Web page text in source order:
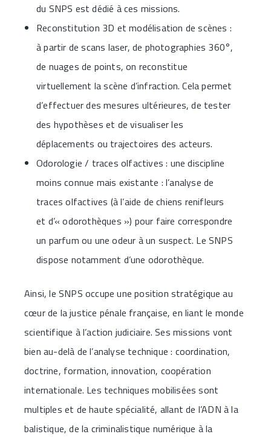
du SNPS est dédié à ces missions.
Reconstitution 3D et modélisation de scènes :
à partir de scans laser, de photographies 360°,
de nuages de points, on reconstitue
virtuellement la scène d’infraction. Cela permet
d’effectuer des mesures ultérieures, de tester
des hypothèses et de visualiser les
déplacements ou trajectoires des acteurs.
Odorologie / traces olfactives : une discipline
moins connue mais existante : l’analyse de
traces olfactives (à l’aide de chiens renifleurs
et d’« odorothèques ») pour faire correspondre
un parfum ou une odeur à un suspect. Le SNPS
dispose notamment d’une odorothèque.
Ainsi, le SNPS occupe une position stratégique au
cœur de la justice pénale française, en liant le monde
scientifique à l’action judiciaire. Ses missions vont
bien au-delà de l’analyse technique : coordination,
doctrine, formation, innovation, coopération
internationale. Les techniques mobilisées sont
multiples et de haute spécialité, allant de l’ADN à la
balistique, de la criminalistique numérique à la